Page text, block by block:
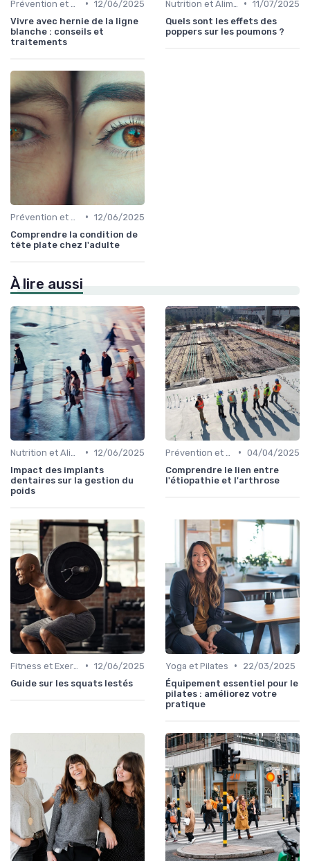
• 12/06/2025
Vivre avec hernie de la ligne
blanche : conseils et
traitements
• 11/07/2025
Quels sont les effets des
poppers sur les poumons ?
• 12/06/2025
Comprendre la condition de
tête plate chez l'adulte
À lire aussi
• 12/06/2025
Impact des implants
dentaires sur la gestion du
poids
• 04/04/2025
Comprendre le lien entre
l'étiopathie et l'arthrose
• 12/06/2025
Guide sur les squats lestés
Yoga et Pilates •
22/03/2025
Équipement essentiel pour le
pilates : améliorez votre
pratique